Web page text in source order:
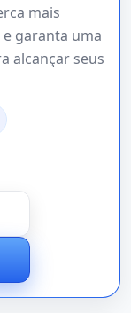
mais
garanta uma
alcançar seus